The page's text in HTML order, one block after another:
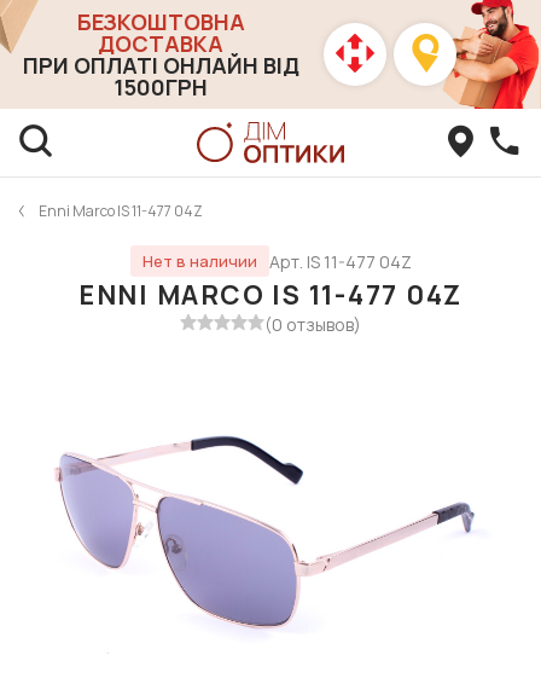
БЕЗКОШТОВНА
ДОСТАВКА
ПРИ ОПЛАТІ ОНЛАЙН ВІД
1500ГРН
Enni Marco IS 11-477 04Z
Нет в наличии Арт. IS 11-477 04Z
ENNI MARCO IS 11-477 04Z
(0 отзывов)